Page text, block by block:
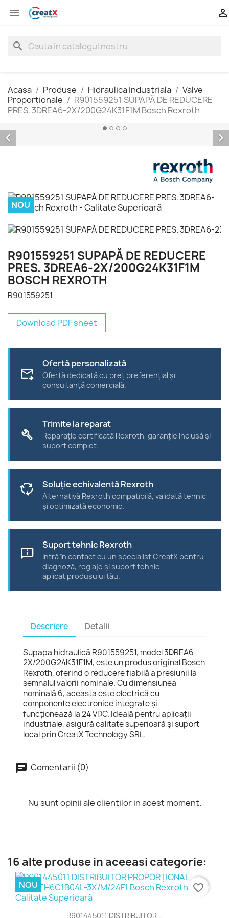
 
search
Acasa Produse Hidraulica Industriala
Valve
Proportionale
R901559251 SUPAPĂ DE REDUCERE
PRES. 3DREA6-2X/200G24K31F1M Bosch Rexroth
 
NOU
R901559251 SUPAPĂ DE REDUCERE
PRES. 3DREA6-2X/200G24K31F1M
BOSCH REXROTH
R901559251
Download PDF sheet
forward_to_inbox
Ofertă personalizată
Ofertă dedicată cu preț preferențial și
consultanță comercială.
build
Trimite la reparat
Reparație certificată Rexroth, garanție inclusă și
suport complet.
cycle Soluție echivalentă Rexroth
Alternativă Rexroth compatibilă, validată tehnic
și optimizată economic.
chat_info
Suport tehnic Rexroth
Intră în contact cu un specialist CreatX pentru
diagnoză, reglaje și suport tehnic
aplicat produsului tău.
Descriere Detalii
Supapa hidraulică R901559251, model 3DREA6-
2X/200G24K31F1M, este un produs original Bosch
Rexroth, oferind o reducere fiabilă a presiunii la
semnalul valorii nominale. Cu dimensiunea
nominală 6, aceasta este electrică cu
componente electronice integrate și
funcționează la 24 VDC. Ideală pentru aplicații
industriale, asigură calitate superioară și suport
local prin CreatX Technology SRL.
Comentarii (0)
Nu sunt opinii ale clientilor in acest moment.
16 alte produse in aceeasi categorie:
R901445011 DISTRIBUITOR...
NOU favorite_border